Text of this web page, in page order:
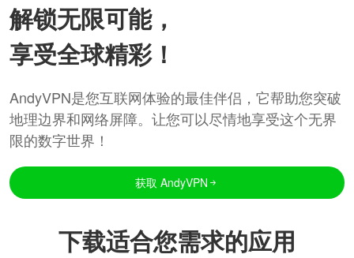
解锁无限可能，
享受全球精彩！
AndyVPN是您互联网体验的最佳伴侣，它帮助您突破
地理边界和网络屏障。让您可以尽情地享受这个无界
限的数字世界！
获取 AndyVPN
下载适合您需求的应用